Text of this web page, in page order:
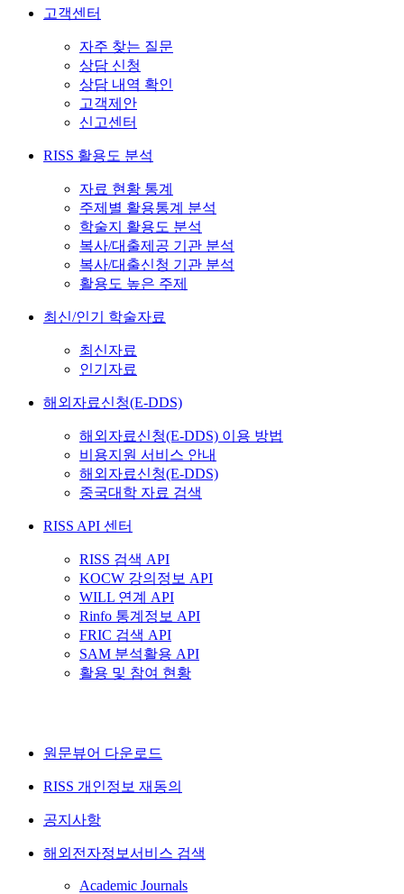
고객센터
자주 찾는 질문
상담 신청
상담 내역 확인
고객제안
신고센터
RISS 활용도 분석
자료 현황 통계
주제별 활용통계 분석
학술지 활용도 분석
복사/대출제공 기관 분석
복사/대출신청 기관 분석
활용도 높은 주제
최신/인기 학술자료
최신자료
인기자료
해외자료신청(E-DDS)
해외자료신청(E-DDS) 이용 방법
비용지원 서비스 안내
해외자료신청(E-DDS)
중국대학 자료 검색
RISS API 센터
RISS 검색 API
KOCW 강의정보 API
WILL 연계 API
Rinfo 통계정보 API
FRIC 검색 API
SAM 분석활용 API
활용 및 참여 현황
원문뷰어 다운로드
RISS 개인정보 재동의
공지사항
해외전자정보서비스 검색
Academic Journals